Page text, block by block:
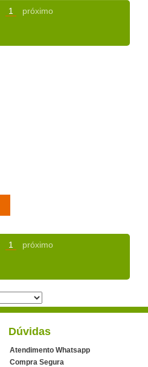
1 próximo
1 próximo
Dúvidas
Atendimento Whatsapp
Compra Segura